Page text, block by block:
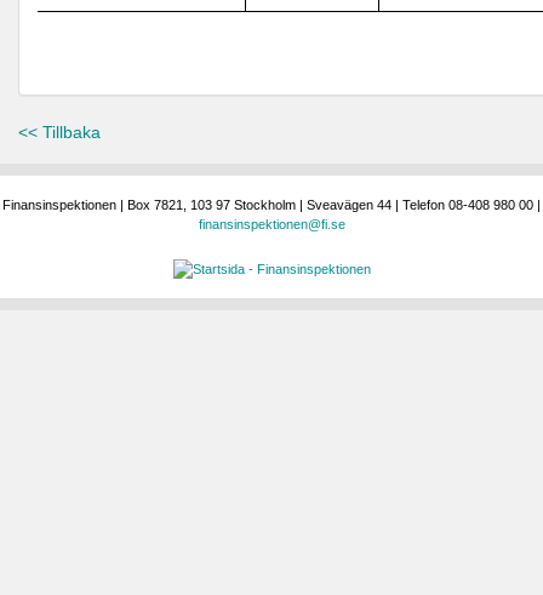
<< Tillbaka
Finansinspektionen | Box 7821, 103 97 Stockholm | Sveavägen 44 | Telefon 08-408 980 00 |
finansinspektionen@fi.se